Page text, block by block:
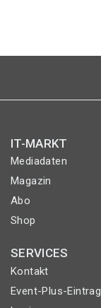
IT-MARKT
Mediadaten
Magazin
Abo
Shop
SERVICES
Kontakt
Event-Plus-Eintrag